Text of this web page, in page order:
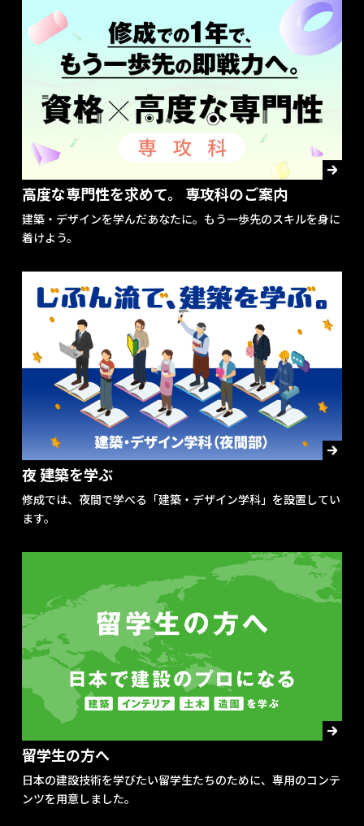
高度な専門性を求めて。 専攻科のご案内
建築・デザインを学んだあなたに。もう一歩先のスキルを身に
着けよう。
夜 建築を学ぶ
修成では、夜間で学べる「建築・デザイン学科」を設置してい
ます。
留学生の方へ
日本の建設技術を学びたい留学生たちのために、専用のコンテ
ンツを用意しました。